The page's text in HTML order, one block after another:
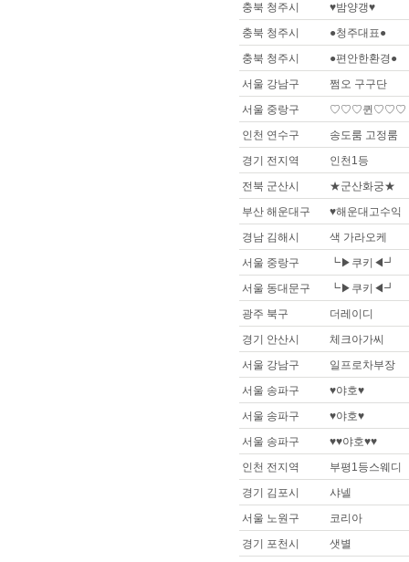
충북 청주시
♥밤양갱♥
충북 청주시
●청주대표●
충북 청주시
●편안한환경●
서울 강남구
쩜오 구구단
서울 중랑구
♡♡♡퀸♡♡♡
인천 연수구
송도룸 고정룸
경기 전지역
인천1등
전북 군산시
★군산화궁★
부산 해운대구
♥해운대고수익
경남 김해시
색 가라오케
서울 중랑구
┗▶쿠키◀┛
서울 동대문구
┗▶쿠키◀┛
광주 북구
더레이디
경기 안산시
체크아가씨
서울 강남구
일프로차부장
서울 송파구
♥야호♥
서울 송파구
♥야호♥
서울 송파구
♥♥야호♥♥
인천 전지역
부평1등스웨디
경기 김포시
샤넬
서울 노원구
코리아
경기 포천시
샛별